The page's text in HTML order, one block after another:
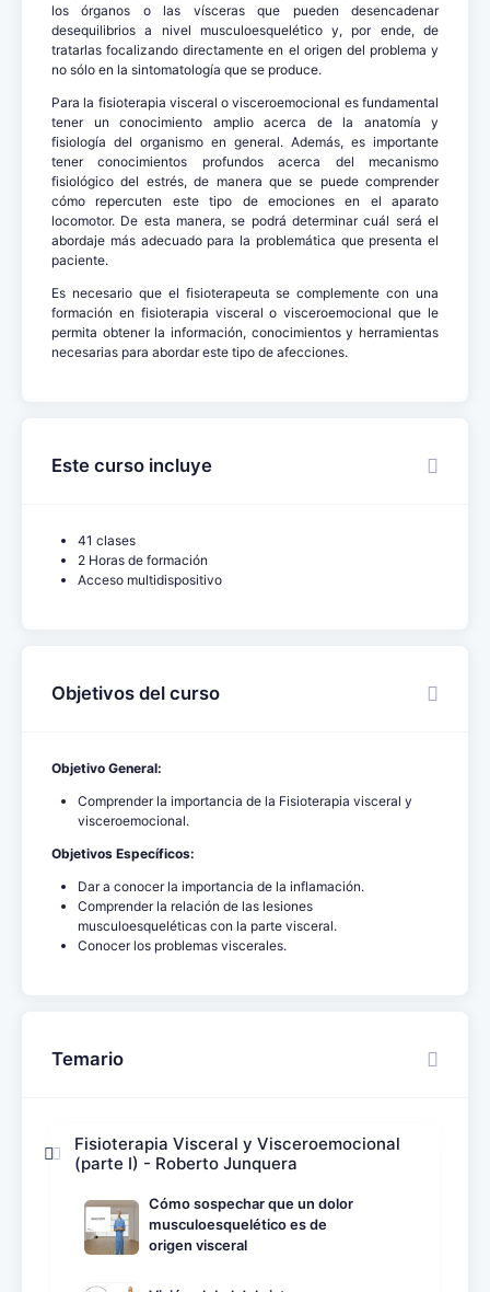
los órganos o las vísceras que pueden desencadenar
desequilibrios a nivel musculoesquelético y, por ende, de
tratarlas focalizando directamente en el origen del problema y
no sólo en la sintomatología que se produce.
Para la fisioterapia visceral o visceroemocional es fundamental
tener un conocimiento amplio acerca de la anatomía y
fisiología del organismo en general. Además, es importante
tener conocimientos profundos acerca del mecanismo
fisiológico del estrés, de manera que se puede comprender
cómo repercuten este tipo de emociones en el aparato
locomotor. De esta manera, se podrá determinar cuál será el
abordaje más adecuado para la problemática que presenta el
paciente.
Es necesario que el fisioterapeuta se complemente con una
formación en fisioterapia visceral o visceroemocional que le
permita obtener la información, conocimientos y herramientas
necesarias para abordar este tipo de afecciones.
Este curso incluye
41 clases
2 Horas de formación
Acceso multidispositivo
Objetivos del curso
Objetivo General:
Comprender la importancia de la Fisioterapia visceral y
visceroemocional.
Objetivos Específicos:
Dar a conocer la importancia de la inflamación.
Comprender la relación de las lesiones
musculoesqueléticas con la parte visceral.
Conocer los problemas viscerales.
Temario
Fisioterapia Visceral y Visceroemocional
(parte I) - Roberto Junquera
Cómo sospechar que un dolor
musculoesquelético es de
origen visceral